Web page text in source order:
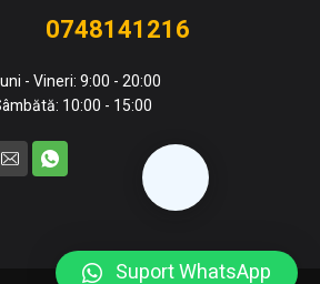
0748141216
- Vineri: 9:00 - 20:00
10:00 - 15:00
Suport WhatsApp